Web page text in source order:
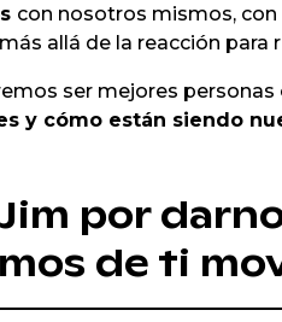
con nosotros mismos,
allá de la reacción
ser mejores
y cómo están siendo
por
de ti